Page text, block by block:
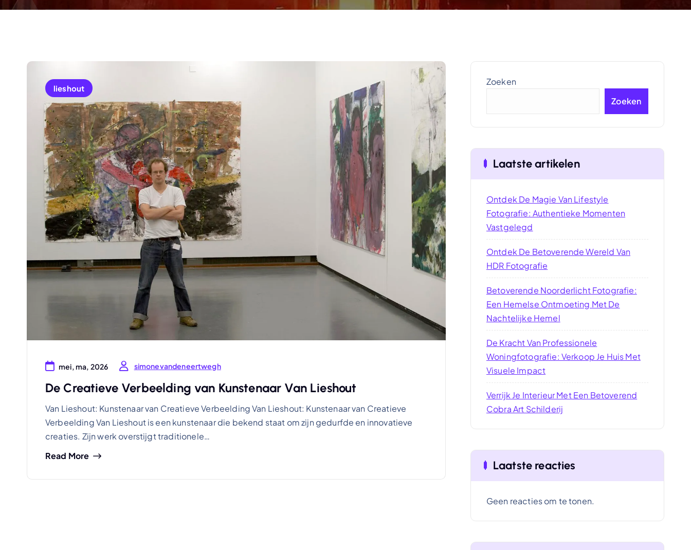
lieshout
mei, ma, 2026 simonevandeneertwegh
De Creatieve Verbeelding van Kunstenaar Van Lieshout
Van Lieshout: Kunstenaar van Creatieve Verbeelding Van Lieshout: Kunstenaar van Creatieve
Verbeelding Van Lieshout is een kunstenaar die bekend staat om zijn gedurfde en innovatieve
creaties. Zijn werk overstijgt traditionele…
Read More
Zoeken
Zoeken
Laatste artikelen
Ontdek De Magie Van Lifestyle
Fotografie: Authentieke Momenten
Vastgelegd
Ontdek De Betoverende Wereld Van
HDR Fotografie
Betoverende Noorderlicht Fotografie:
Een Hemelse Ontmoeting Met De
Nachtelijke Hemel
De Kracht Van Professionele
Woningfotografie: Verkoop Je Huis Met
Visuele Impact
Verrijk Je Interieur Met Een Betoverend
Cobra Art Schilderij
Laatste reacties
Geen reacties om te tonen.